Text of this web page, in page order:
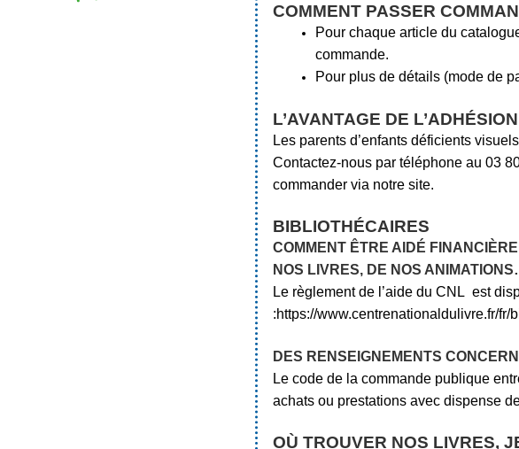
COMMENT PASSER
Pour chaque article du
commande.
Pour plus de détails (mode de
L’AVANTAGE DE
Les parents d’enfants déficients
Contactez-nous par téléphone au 03
commander via notre site.
BIBLIOTHÉCAIRES
COMMENT ÊTRE AIDÉ
NOS LIVRES, DE NOS
Le règlement de l’aide du CNL est
:https://www.centrenationaldulivre.fr/
DES RENSEIGNEMENTS
Le code de la commande publique
achats ou prestations avec dispense
OÙ TROUVER NOS LIVRES,